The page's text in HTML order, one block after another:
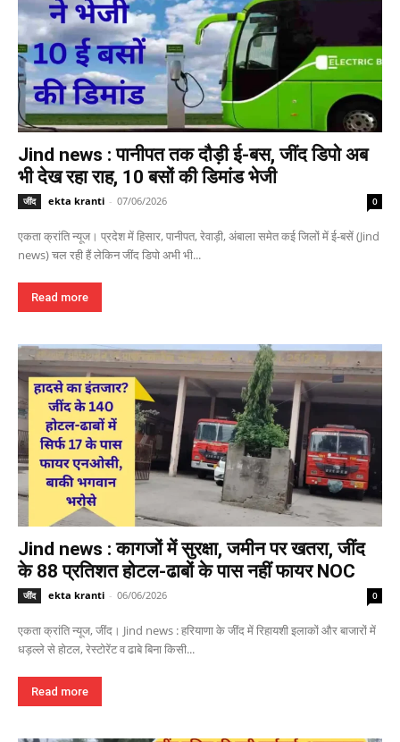
Jind news : पानीपत तक दौड़ी ई-बस, जींद डिपो अब
भी देख रहा राह, 10 बसों की डिमांड भेजी
जींद ekta kranti - 07/06/2026 0
एकता क्रांति न्यूज। प्रदेश में हिसार, पानीपत, रेवाड़ी, अंबाला समेत कई जिलों में ई-बसें (Jind
news) चल रही हैं लेकिन जींद डिपो अभी भी...
Read more
Jind news : कागजों में सुरक्षा, जमीन पर खतरा, जींद
के 88 प्रतिशत होटल-ढाबों के पास नहीं फायर NOC
जींद ekta kranti - 06/06/2026 0
एकता क्रांति न्यूज, जींद। Jind news : हरियाणा के जींद में रिहायशी इलाकों और बाजारों में
धड़ल्ले से होटल, रेस्टोरेंट व ढाबे बिना किसी...
Read more